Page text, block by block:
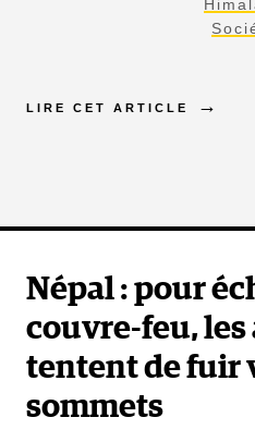
LIRE CET ARTICLE
Népal : pour
couvre-feu,
tentent de fuir
sommets